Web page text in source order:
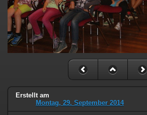
Erstellt am
Montag, 29. September 2014